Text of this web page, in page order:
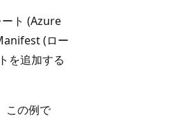
ト (Azure
(ロー
を追加する
この例で